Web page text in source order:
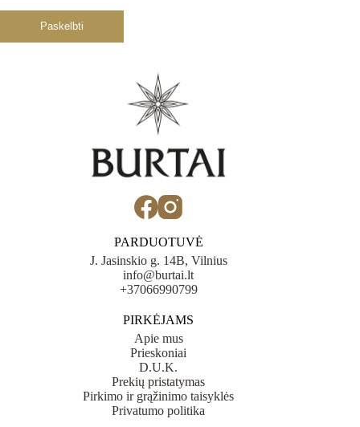
Paskelbti
PARDUOTUVĖ
J. Jasinskio g. 14B, Vilnius
info@burtai.lt
+37066990799
PIRKĖJAMS
Apie mus
Prieskoniai
D.U.K.
Prekių pristatymas
Pirkimo ir grąžinimo taisyklės
Privatumo politika